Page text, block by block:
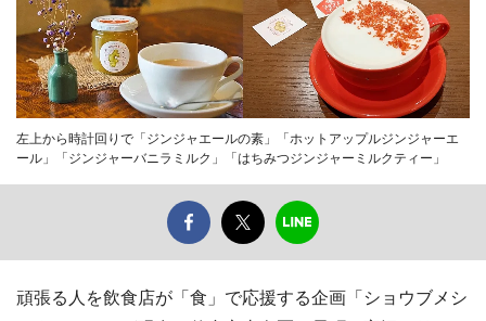
左上から時計回りで「ジンジャエールの素」「ホットアップルジンジャーエ
ール」「ジンジャーバニラミルク」「はちみつジンジャーミルクティー」
頑張る人を飲食店が「食」で応援する企画「ショウブメシ